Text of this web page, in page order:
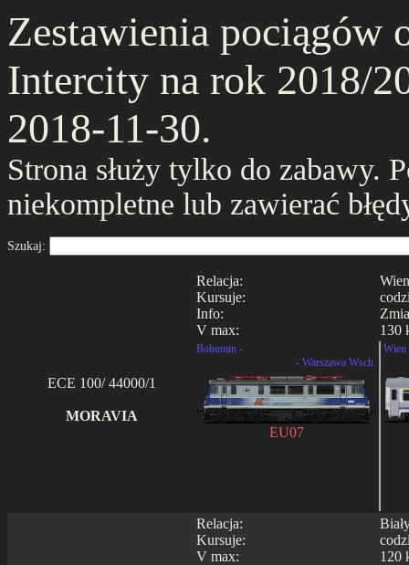
Zestawienia pociągów
Intercity na rok 2018/
2018-11-30.
Strona służy tylko do zabawy.
niekompletne lub zawierać
Szukaj:
Relacja:
Kursuje:
Info:
V max:
130
ECE 100/ 44000/1
MORAVIA
Bohumin -
- Warszawa Wsch.
EU07
Relacja:
Kursuje:
V max:
120